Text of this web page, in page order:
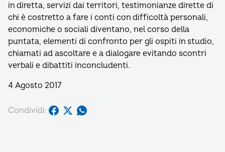
in diretta, servizi dai territori, testimonianze dirette di
chi è costretto a fare i conti con difficoltà personali,
economiche o sociali diventano, nel corso della
puntata, elementi di confronto per gli ospiti in studio,
chiamati ad ascoltare e a dialogare evitando scontri
verbali e dibattiti inconcludenti.
4 Agosto 2017
Condividi: